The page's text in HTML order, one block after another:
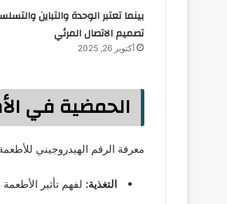
بينما تعتبر الوحدة والتباين
تصميم الاتصال المرئي
أكتوبر 26, 2025
الحمضية في
معرفة الرقم الهيدروجيني
التغذية: لفهم تأثير